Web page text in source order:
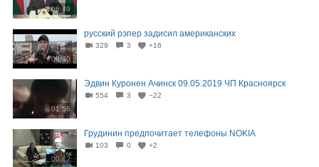
06:49
00:30
русский рэпер задисил американских
329 3 +16
01:56
Эдвин Куронен Ачинск 09.05.2019 ЧП Красноярск
554 3 −22
00:42
Грудинин предпочитает телефоны NOKIA
103 0 +2